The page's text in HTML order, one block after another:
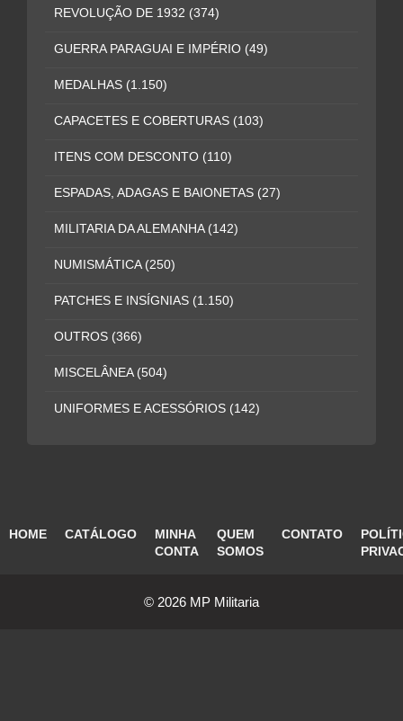
REVOLUÇÃO DE 1932 (374)
GUERRA PARAGUAI E IMPÉRIO (49)
MEDALHAS (1.150)
CAPACETES E COBERTURAS (103)
ITENS COM DESCONTO (110)
ESPADAS, ADAGAS E BAIONETAS (27)
MILITARIA DA ALEMANHA (142)
NUMISMÁTICA (250)
PATCHES E INSÍGNIAS (1.150)
OUTROS (366)
MISCELÂNEA (504)
UNIFORMES E ACESSÓRIOS (142)
HOME CATÁLOGO
MINHA
CONTA
QUEM
SOMOS
CONTATO
© 2026 MP Militaria